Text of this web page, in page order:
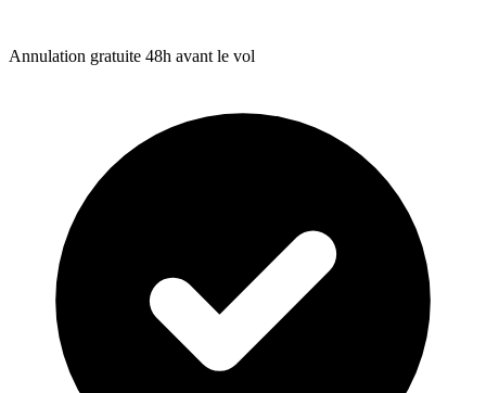
Annulation gratuite 48h avant le vol